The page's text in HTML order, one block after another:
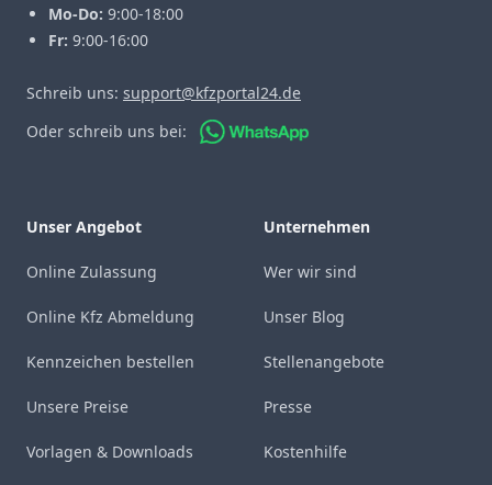
Mo-Do: 9:00-18:00
Fr: 9:00-16:00
Schreib uns: support@kfzportal24.de
Oder schreib uns bei:
Unser Angebot
Online Zulassung
Online Kfz Abmeldung
Kennzeichen bestellen
Unsere Preise
Vorlagen & Downloads
Unternehmen
Wer wir sind
Unser Blog
Stellenangebote
Presse
Kostenhilfe